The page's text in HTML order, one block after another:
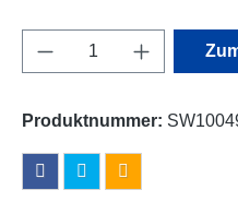
Produkt Anzahl:
Produktnummer: